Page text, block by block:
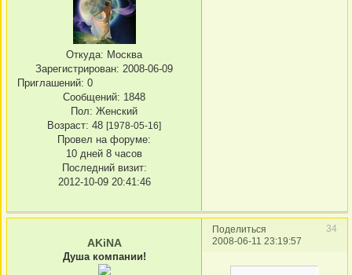
Откуда: Москва
Зарегистрирован: 2008-06-09
Приглашений: 0
Сообщений: 1848
Пол: Женский
Возраст: 48 [1978-05-16]
Провел на форуме:
10 дней 8 часов
Последний визит:
2012-10-09 20:41:46
Поделиться
34
2008-06-11 23:19:57
AKiNA
Душа компании!